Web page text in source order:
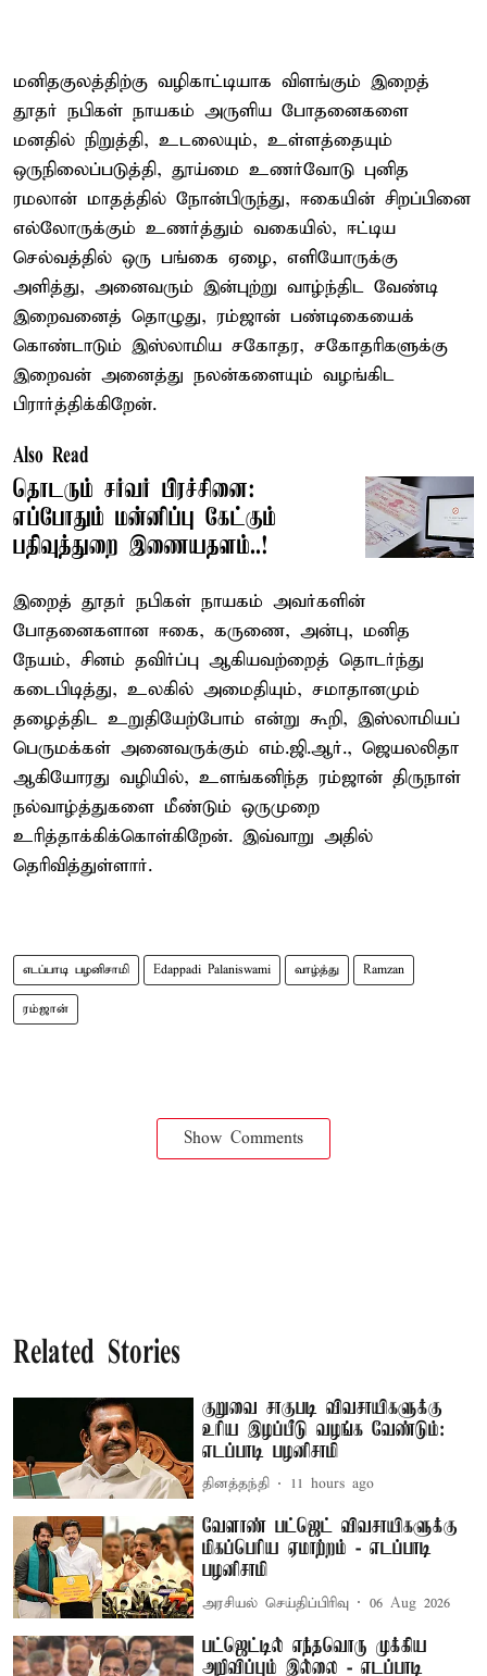
மனிதகுலத்திற்கு வழிகாட்டியாக விளங்கும் இறைத்
தூதர் நபிகள் நாயகம் அருளிய போதனைகளை
மனதில் நிறுத்தி, உடலையும், உள்ளத்தையும்
ஒருநிலைப்படுத்தி, தூய்மை உணர்வோடு புனித
ரமலான் மாதத்தில் நோன்பிருந்து, ஈகையின் சிறப்பினை
எல்லோருக்கும் உணர்த்தும் வகையில், ஈட்டிய
செல்வத்தில் ஒரு பங்கை ஏழை, எளியோருக்கு
அளித்து, அனைவரும் இன்புற்று வாழ்ந்திட வேண்டி
இறைவனைத் தொழுது, ரம்ஜான் பண்டிகையைக்
கொண்டாடும் இஸ்லாமிய சகோதர, சகோதரிகளுக்கு
இறைவன் அனைத்து நலன்களையும் வழங்கிட
பிரார்த்திக்கிறேன்.
Also Read
தொடரும் சர்வர் பிரச்சினை:
எப்போதும் மன்னிப்பு கேட்கும்
பதிவுத்துறை இணையதளம்..!
இறைத் தூதர் நபிகள் நாயகம் அவர்களின்
போதனைகளான ஈகை, கருணை, அன்பு, மனித
நேயம், சினம் தவிர்ப்பு ஆகியவற்றைத் தொடர்ந்து
கடைபிடித்து, உலகில் அமைதியும், சமாதானமும்
தழைத்திட உறுதியேற்போம் என்று கூறி, இஸ்லாமியப்
பெருமக்கள் அனைவருக்கும் எம்.ஜி.ஆர்., ஜெயலலிதா
ஆகியோரது வழியில், உளங்கனிந்த ரம்ஜான் திருநாள்
நல்வாழ்த்துகளை மீண்டும் ஒருமுறை
உரித்தாக்கிக்கொள்கிறேன். இவ்வாறு அதில்
தெரிவித்துள்ளார்.
எடப்பாடி பழனிசாமி Edappadi Palaniswami வாழ்த்து Ramzan
ரம்ஜான்
Show Comments
Related Stories
குறுவை சாகுபடி விவசாயிகளுக்கு
உரிய இழப்பீடு வழங்க வேண்டும்:
எடப்பாடி பழனிசாமி
தினத்தந்தி 11 hours ago
வேளாண் பட்ஜெட் விவசாயிகளுக்கு
மிகப்பெரிய ஏமாற்றம் - எடப்பாடி
பழனிசாமி
அரசியல் செய்திப்பிரிவு 06 Aug 2026
பட்ஜெட்டில் எந்தவொரு முக்கிய
அறிவிப்பும் இல்லை - எடப்பாடி